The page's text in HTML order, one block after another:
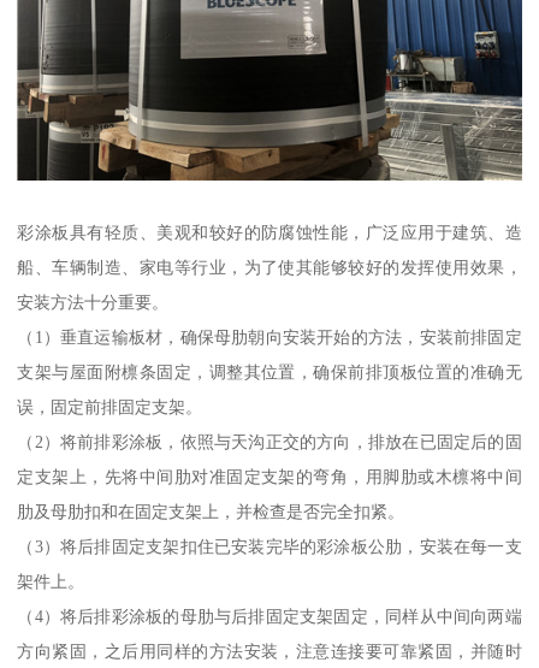
彩涂板具有轻质、美观和较好的防腐蚀性能，广泛应用于建筑、造
船、车辆制造、家电等行业，为了使其能够较好的发挥使用效果，
安装方法十分重要。
（1）垂直运输板材，确保母肋朝向安装开始的方法，安装前排固定
支架与屋面附檩条固定，调整其位置，确保前排顶板位置的准确无
误，固定前排固定支架。
（2）将前排彩涂板，依照与天沟正交的方向，排放在已固定后的固
定支架上，先将中间肋对准固定支架的弯角，用脚肋或木檩将中间
肋及母肋扣和在固定支架上，并检查是否完全扣紧。
（3）将后排固定支架扣住已安装完毕的彩涂板公肋，安装在每一支
架件上。
（4）将后排彩涂板的母肋与后排固定支架固定，同样从中间向两端
方向紧固，之后用同样的方法安装，注意连接要可靠紧固，并随时